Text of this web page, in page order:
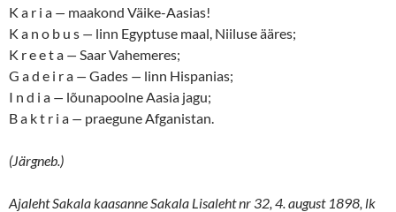
K a r i a — maakond Väike-Aasias!
K a n o b u s — linn Egyptuse maal, Niiluse ääres;
K r e e t a — Saar Vahemeres;
G a d e i r a — Gades — linn Hispanias;
I n d i a — lõunapoolne Aasia jagu;
B a k t r i a — praegune Afganistan.
(Järgneb.)
Ajaleht Sakala kaasanne Sakala Lisaleht nr 32, 4. august 1898, lk